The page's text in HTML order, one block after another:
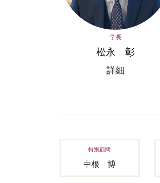
学長
松永 彰
詳細
特別顧問
中根 博